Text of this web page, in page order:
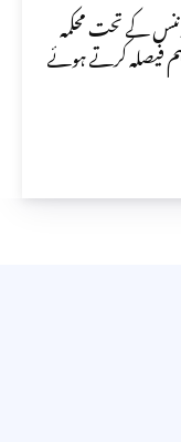
کے تحت محکمہ
فیصلہ کرتے ہوئے